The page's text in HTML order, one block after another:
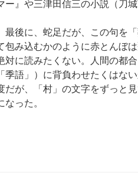
ー』や三津田信三の小説（刀
最後に、蛇足だが、この句を
包み込むかのように赤とんぼ
対に読みたくない。人間の都
「季語」）に背負わせたくはな
だが、「村」の文字をずっと
なった。